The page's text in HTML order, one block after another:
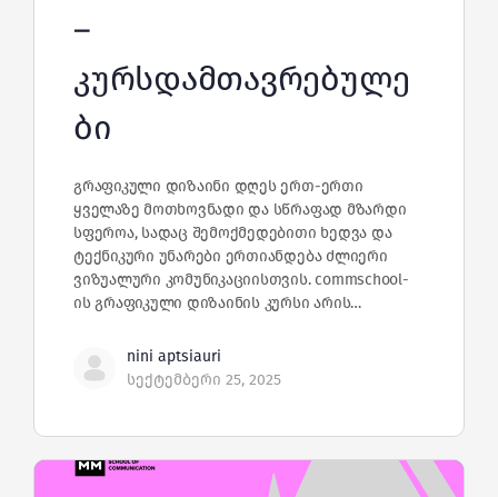
–
კურსდამთავრებულე
ბი
გრაფიკული დიზაინი დღეს ერთ-ერთი
ყველაზე მოთხოვნადი და სწრაფად მზარდი
სფეროა, სადაც შემოქმედებითი ხედვა და
ტექნიკური უნარები ერთიანდება ძლიერი
ვიზუალური კომუნიკაციისთვის. commschool-
ის გრაფიკული დიზაინის კურსი არის…
nini aptsiauri
სექტემბერი 25, 2025